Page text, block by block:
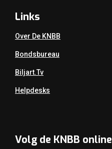
Links
Over De KNBB
Bondsbureau
Biljart.tv
Helpdesks
Volg de KNBB online